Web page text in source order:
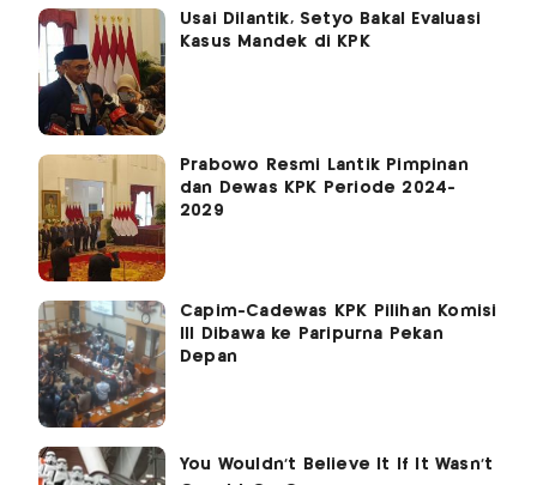
Usai Dilantik, Setyo Bakal Evaluasi
Kasus Mandek di KPK
Prabowo Resmi Lantik Pimpinan
dan Dewas KPK Periode 2024-
2029
Capim-Cadewas KPK Pilihan Komisi
III Dibawa ke Paripurna Pekan
Depan